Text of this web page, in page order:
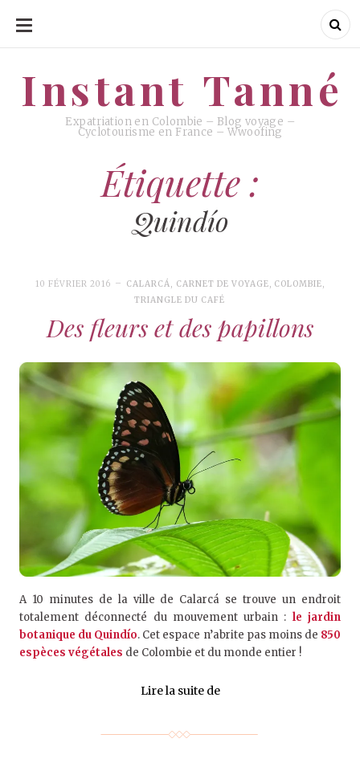
ALLER
CONTENU
Instant Tanné
Expatriation en Colombie – Blog voyage –
Cyclotourisme en France – Wwoofing
Instant Tanné
Étiquette :
Quindío
10 FÉVRIER 2016 CALARCÁ, CARNET DE VOYAGE, COLOMBIE,
TRIANGLE DU CAFÉ
Des fleurs et des papillons
A 10 minutes de la ville de Calarcá se trouve un endroit
totalement déconnecté du mouvement urbain : le jardin
botanique du Quindío. Cet espace n’abrite pas moins de 850
espèces végétales de Colombie et du monde entier !
Lire la suite de